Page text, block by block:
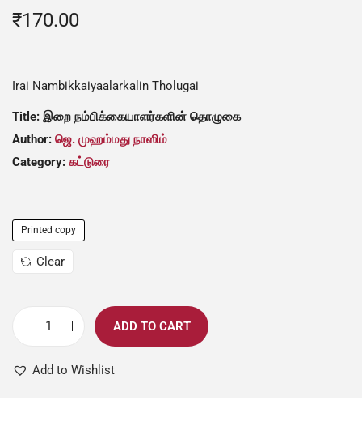
₹170.00
Irai Nambikkaiyaalarkalin Tholugai
Title: இறை நம்பிக்கையாளர்களின் தொழுகை
Author: ஜெ. முஹம்மது நாஸிம்
Category: கட்டுரை
Printed copy
Clear
ADD TO CART
Add to Wishlist